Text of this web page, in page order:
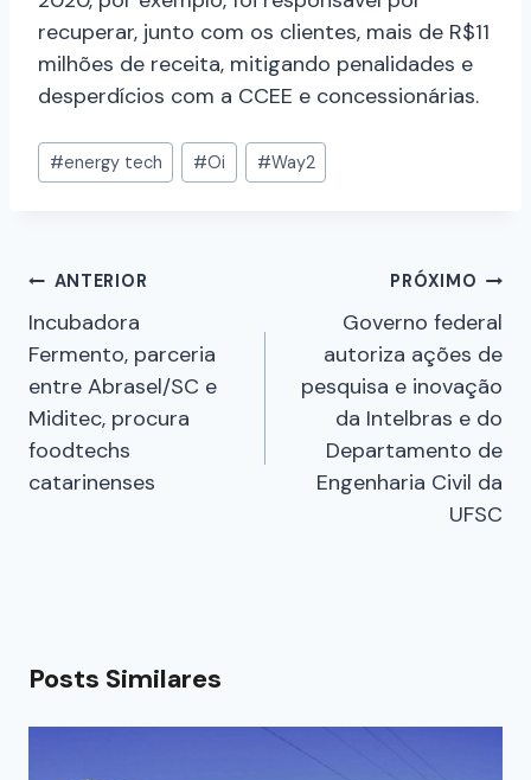
recuperar, junto com os clientes, mais de R$11
milhões de receita, mitigando penalidades e
desperdícios com a CCEE e concessionárias.
#energy tech #Oi #Way2
ANTERIOR
Incubadora
Fermento, parceria
entre Abrasel/SC e
Miditec, procura
foodtechs
catarinenses
PRÓXIMO
Governo federal
autoriza ações de
pesquisa e inovação
da Intelbras e do
Departamento de
Engenharia Civil da
UFSC
Posts Similares